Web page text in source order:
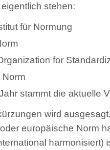
stehen:
für Normung
for
stammt die aktuelle
wird
europäische Norm
harmonisiert)